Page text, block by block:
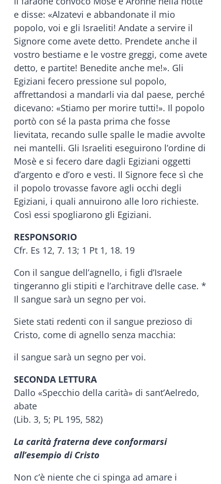
e disse: «Alzatevi e abbandonate il mio
popolo, voi e gli Israeliti! Andate a servire il
Signore come avete detto. Prendete anche il
vostro bestiame e le vostre greggi, come avete
detto, e partite! Benedite anche me!». Gli
Egiziani fecero pressione sul popolo,
affrettandosi a mandarli via dal paese, perché
dicevano: «Stiamo per morire tutti!». Il popolo
portò con sé la pasta prima che fosse
lievitata, recando sulle spalle le madie avvolte
nei mantelli. Gli Israeliti eseguirono l’ordine di
Mosè e si fecero dare dagli Egiziani oggetti
d’argento e d’oro e vesti. Il Signore fece sì che
il popolo trovasse favore agli occhi degli
Egiziani, i quali annuirono alle loro richieste.
Così essi spogliarono gli Egiziani.
RESPONSORIO
Cfr. Es 12, 7. 13; 1 Pt 1, 18. 19
Con il sangue dell’agnello, i figli d’Israele
tingeranno gli stipiti e l’architrave delle case. *
Il sangue sarà un segno per voi.
Siete stati redenti con il sangue prezioso di
Cristo, come di agnello senza macchia:
il sangue sarà un segno per voi.
SECONDA LETTURA
Dallo «Specchio della carità» di sant’Aelredo,
abate
(Lib. 3, 5; PL 195, 582)
La carità fraterna deve conformarsi
all’esempio di Cristo
Non c’è niente che ci spinga ad amare i